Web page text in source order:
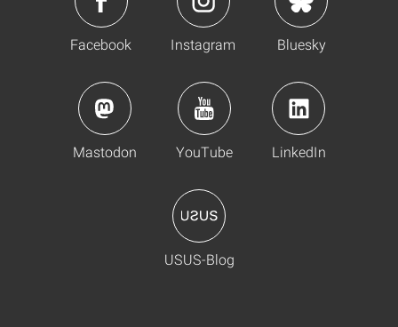
Facebook Instagram Bluesky
Mastodon YouTube LinkedIn
USUS-Blog